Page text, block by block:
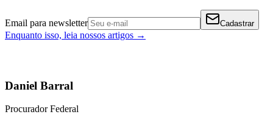
Email para newsletter Cadastrar
Enquanto isso, leia nossos artigos →
Daniel Barral
Procurador Federal